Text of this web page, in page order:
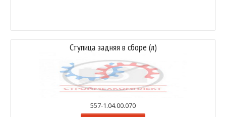
Ступица задняя в сборе (л)
557-1.04.00.070